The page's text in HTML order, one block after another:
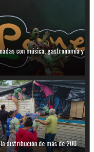
con música, gastronomía y
distribución de más de 200